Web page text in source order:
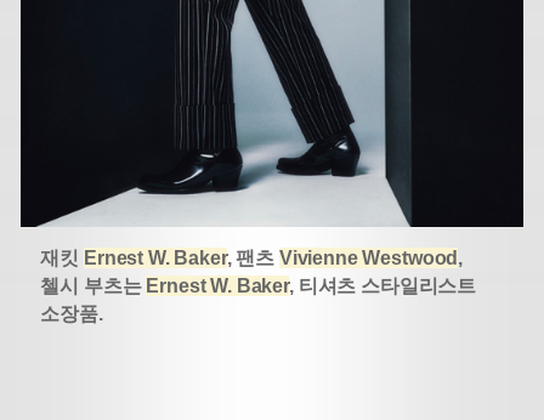
재킷 Ernest W. Baker, 팬츠 Vivienne Westwood ,
첼시 부츠는 Ernest W. Baker, 티셔츠 스타일리스트
소장품.